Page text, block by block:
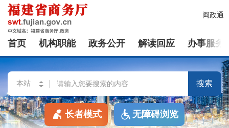
闽政通
首页 机构职能 政务公开 解读回应 办事服务
搜索
长者模式 无障碍浏览